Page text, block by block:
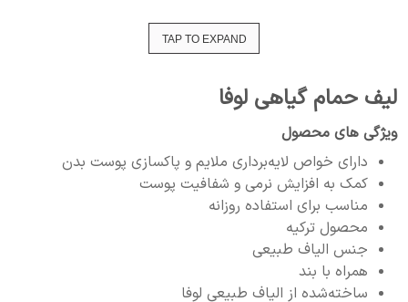
TAP TO EXPAND
لیف حمام گیاهی لوفا
ویژگی های محصول
دارای خواص لایه‌برداری ملایم و پاکسازی پوست بدن
کمک به افزایش نرمی و شفافیت پوست
مناسب برای استفاده روزانه
محصول ترکیه
جنس الیاف طبیعی
همراه با بند
ساخته‌شده از الیاف طبیعی لوفا